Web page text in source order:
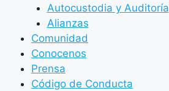
Autocustodia y Auditoría
Alianzas
Comunidad
Conocenos
Prensa
Código de Conducta